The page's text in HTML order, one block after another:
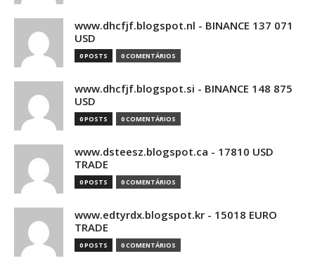
www.dhcfjf.blogspot.nl - BINANCE 137 071
USD
0 POSTS 0 COMENTÁRIOS
www.dhcfjf.blogspot.si - BINANCE 148 875
USD
0 POSTS 0 COMENTÁRIOS
www.dsteesz.blogspot.ca - 17810 USD
TRADE
0 POSTS 0 COMENTÁRIOS
www.edtyrdx.blogspot.kr - 15018 EURO
TRADE
0 POSTS 0 COMENTÁRIOS